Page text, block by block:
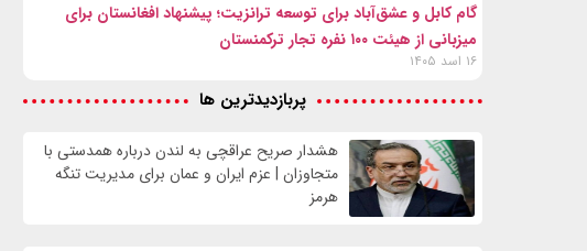
گام کابل و عشق‌آباد برای توسعه ترانزیت؛ پیشنهاد افغانستان برای
میزبانی از هیئت ۱۰۰ نفره تجار ترکمنستان
۱۶ اسد ۱۴۰۵
پربازدیدترین ها
هشدار صریح عراقچی به لندن درباره همدستی با
متجاوزان | عزم ایران و عمان برای مدیریت تنگه
هرمز